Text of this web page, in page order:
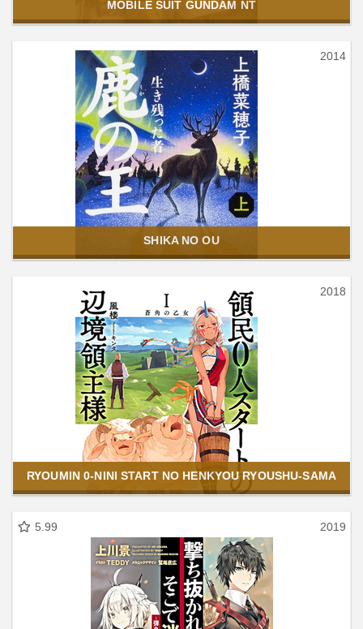
MOBILE SUIT GUNDAM NT
2014
SHIKA NO OU
2018
RYOUMIN 0-NINI START NO HENKYOU RYOUSHU-SAMA
5.99 2019